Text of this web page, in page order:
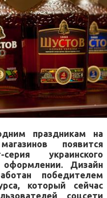
праздникам на
появится
украинского
Дизайн
победителем
который сейчас
соцсети